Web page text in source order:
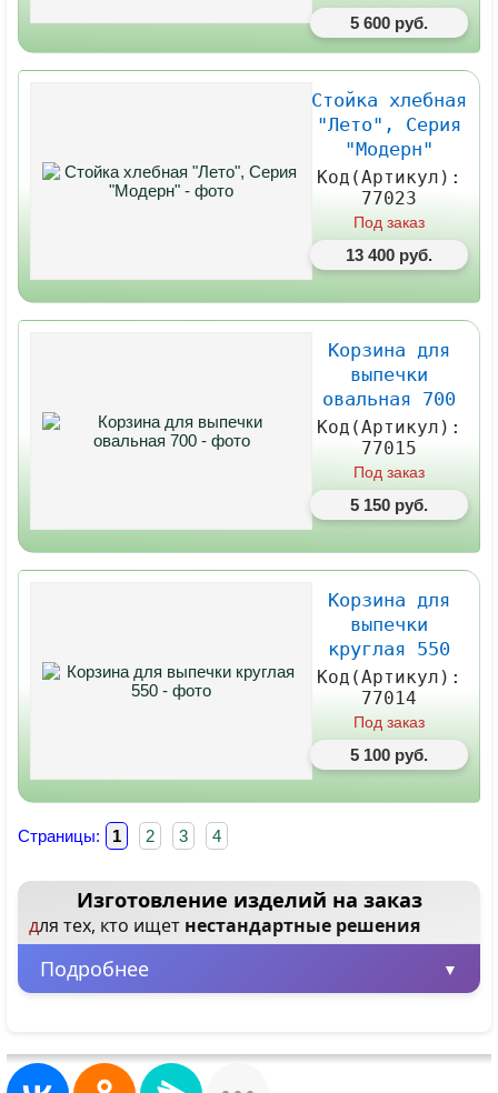
5 600 руб.
Стойка хлебная
"Лето", Серия
"Модерн"
Код(Артикул):
77023
Под заказ
13 400 руб.
Корзина для
выпечки
овальная 700
Код(Артикул):
77015
Под заказ
5 150 руб.
Корзина для
выпечки
круглая 550
Код(Артикул):
77014
Под заказ
5 100 руб.
Страницы: 1 2 3 4
Изготовление изделий на заказ
для тех, кто ищет нестандартные решения
Подробнее
Заказывайте от одного изделия, не
ограничиваясь большими объемами.